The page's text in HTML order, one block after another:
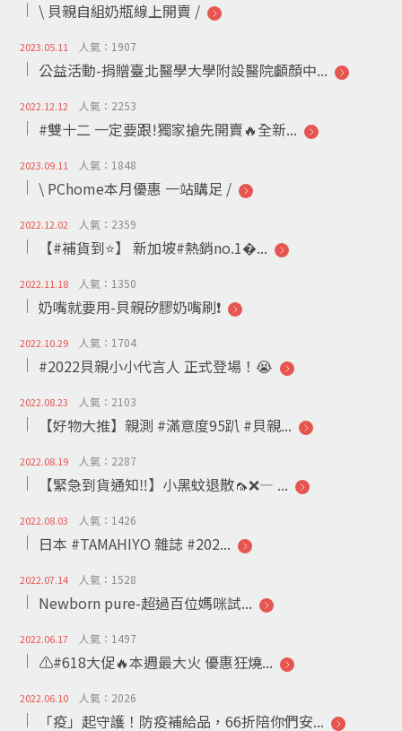
\ 貝親自組奶瓶線上開賣 /
2023.05.11 人氣：1907
公益活動-捐贈臺北醫學大學附設醫院顱顏中...
2022.12.12 人氣：2253
#雙十二 一定要跟!獨家搶先開賣🔥全新...
2023.09.11 人氣：1848
\ PChome本月優惠 一站購足 /
2022.12.02 人氣：2359
【#補貨到⭐️】 新加坡#熱銷no.1�...
2022.11.18 人氣：1350
奶嘴就要用-貝親矽膠奶嘴刷❗️
2022.10.29 人氣：1704
#2022貝親小小代言人 正式登場！😭
2022.08.23 人氣：2103
【好物大推】親測 #滿意度95趴 #貝親...
2022.08.19 人氣：2287
【緊急到貨通知‼️】小黑蚊退散🦟❌— ...
2022.08.03 人氣：1426
日本 #TAMAHIYO 雜誌 #202...
2022.07.14 人氣：1528
Newborn pure-超過百位媽咪試...
2022.06.17 人氣：1497
⚠️#618大促🔥本週最大火 優惠狂燒...
2022.06.10 人氣：2026
「疫」起守護！防疫補給品，66折陪你們安...